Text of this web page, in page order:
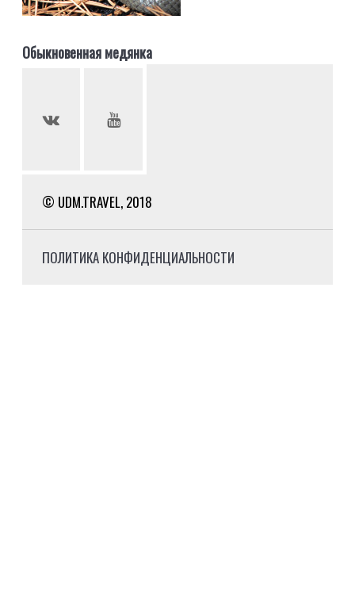
Обыкновенная медянка
© UDM.TRAVEL, 2018
ПОЛИТИКА КОНФИДЕНЦИАЛЬНОСТИ